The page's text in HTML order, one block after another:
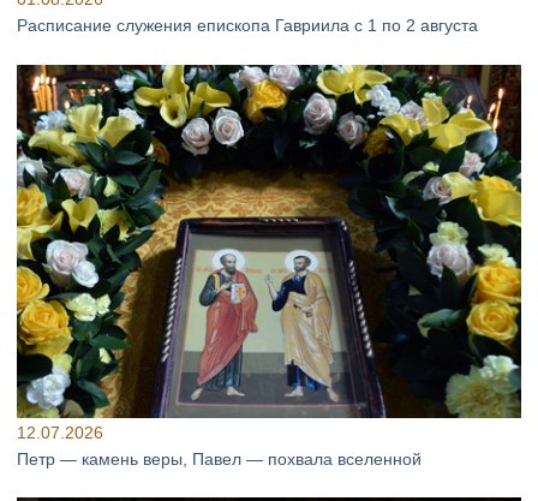
Расписание служения епископа Гавриила с 1 по 2 августа
12.07.2026
Петр — камень веры, Павел — похвала вселенной